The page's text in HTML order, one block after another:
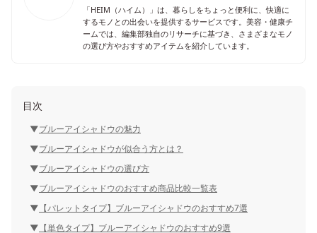
「HEIM（ハイム）」は、暮らしをちょっと便利に、快適に
するモノとの出会いを提供するサービスです。美容・健康チ
ームでは、編集部独自のリサーチに基づき、さまざまなモノ
の選び方やおすすめアイテムを紹介しています。
目次
ブルーアイシャドウの魅力
ブルーアイシャドウが似合う方とは？
ブルーアイシャドウの選び方
ブルーアイシャドウのおすすめ商品比較一覧表
【パレットタイプ】ブルーアイシャドウのおすすめ7選
【単色タイプ】ブルーアイシャドウのおすすめ9選